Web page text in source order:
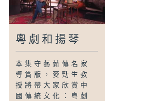
粵劇和揚琴
本集守藝薪傳名家
導賞版，麥勁生教
授將帶大家欣賞中
國傳統文化：粵劇